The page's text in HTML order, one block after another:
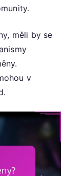
měli by se
v